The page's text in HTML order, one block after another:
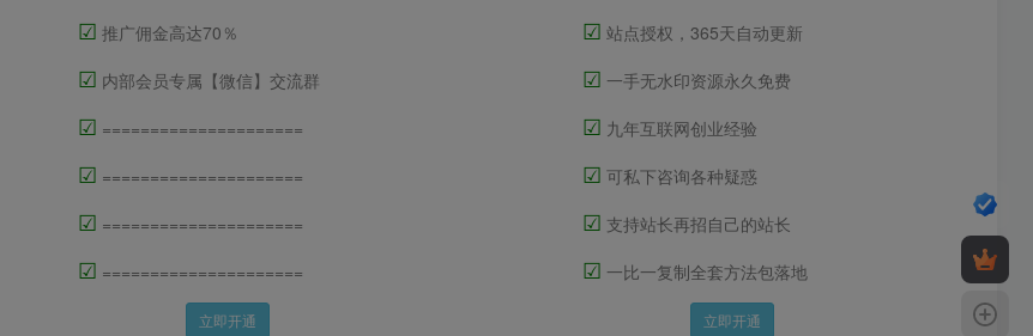
☑ 推广佣金高达70％
☑ 内部会员专属【微信】交流群
☑ =====================
☑ =====================
☑ =====================
☑ =====================
立即开通
☑ 站点授权，365天自动更新
☑ 一手无水印资源永久免费
☑ 九年互联网创业经验
☑ 可私下咨询各种疑惑
☑ 支持站长再招自己的站长
☑ 一比一复制全套方法包落地
立即开通